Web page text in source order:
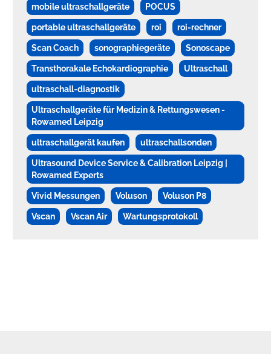
mobile ultraschallgeräte
POCUS
portable ultraschallgeräte
roi
roi-rechner
Scan Coach
sonographiegeräte
Sonoscape
Transthorakale Echokardiographie
Ultraschall
ultraschall-diagnostik
Ultraschallgeräte für Medizin & Rettungswesen -
Rowamed Leipzig
ultraschallgerät kaufen
ultraschallsonden
Ultrasound Device Service & Calibration Leipzig |
Rowamed Experts
Vivid Messungen
Voluson
Voluson P8
Vscan
Vscan Air Wartungsprotokoll